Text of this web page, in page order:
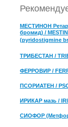
МЕСТИНОН
бромид) /
(pyridostigmine
ТРИБЕСТАН /
ФЕРРОВИР /
ПСОРИАТЕН /
ИРИКАР мазь /
СИОФОР